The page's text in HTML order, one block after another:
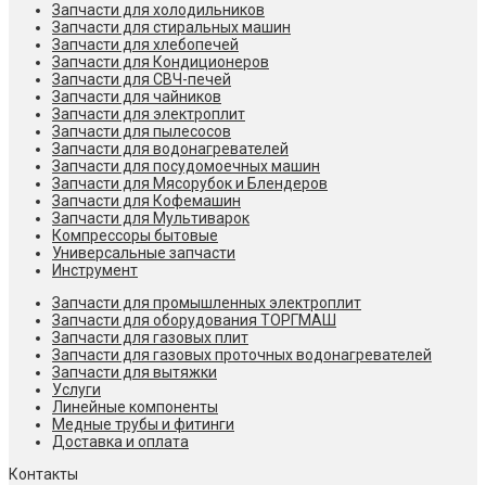
Запчасти для холодильников
Запчасти для стиральных машин
Запчасти для хлебопечей
Запчасти для Кондиционеров
Запчасти для СВЧ-печей
Запчасти для чайников
Запчасти для электроплит
Запчасти для пылесосов
Запчасти для водонагревателей
Запчасти для посудомоечных машин
Запчасти для Мясорубок и Блендеров
Запчасти для Кофемашин
Запчасти для Мультиварок
Компрессоры бытовые
Универсальные запчасти
Инструмент
Запчасти для промышленных электроплит
Запчасти для оборудования ТОРГМАШ
Запчасти для газовых плит
Запчасти для газовых проточных водонагревателей
Запчасти для вытяжки
Услуги
Линейные компоненты
Медные трубы и фитинги
Доставка и оплата
Контакты